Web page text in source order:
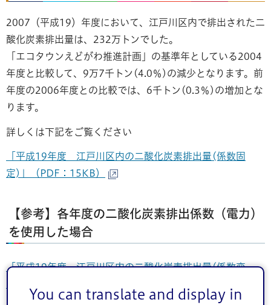
You can translate and display in
2007（平成19）年度において、江戸川区内で排出された二
酸化炭素排出量は、232万トンでした。
「エコタウンえどがわ推進計画」の基準年としている2004
年度と比較して、9万7千トン(4.0％)の減少となります。前
年度の2006年度との比較では、6千トン(0.3％)の増加とな
ります。
詳しくは下記をご覧ください
「平成19年度 江戸川区内の二酸化炭素排出量(係数固
定)」（PDF：15KB）
【参考】各年度の二酸化炭素排出係数（電力）
を使用した場合
「平成19年度 江戸川区内の二酸化炭素排出量(係数変